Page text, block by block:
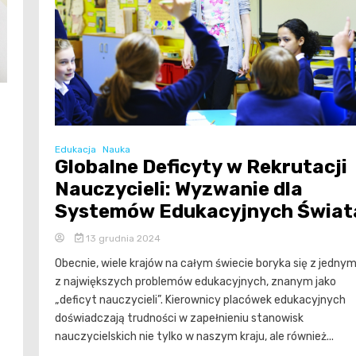
Edukacja Nauka
Globalne Deficyty w Rekrutacji
Nauczycieli: Wyzwanie dla
Systemów Edukacyjnych
13 grudnia 2024
Obecnie, wiele krajów na całym świecie boryka się z jednym
z największych problemów edukacyjnych, znanym jako
„deficyt nauczycieli”. Kierownicy placówek edukacyjnych
doświadczają trudności w zapełnieniu stanowisk
nauczycielskich nie tylko w naszym kraju, ale również...